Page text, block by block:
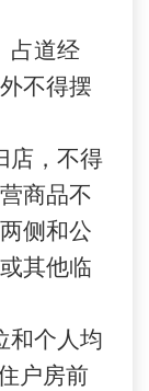
占道经
不得摆
店，不得
商品不
侧和公
其他临
和个人均
户房前